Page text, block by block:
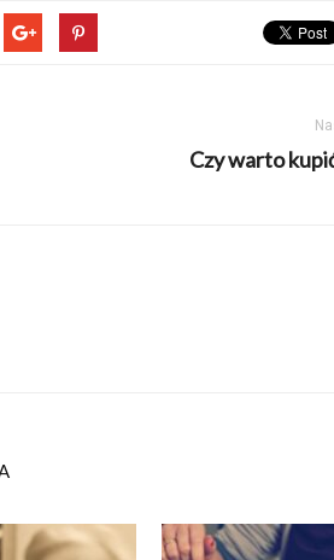
Czy warto